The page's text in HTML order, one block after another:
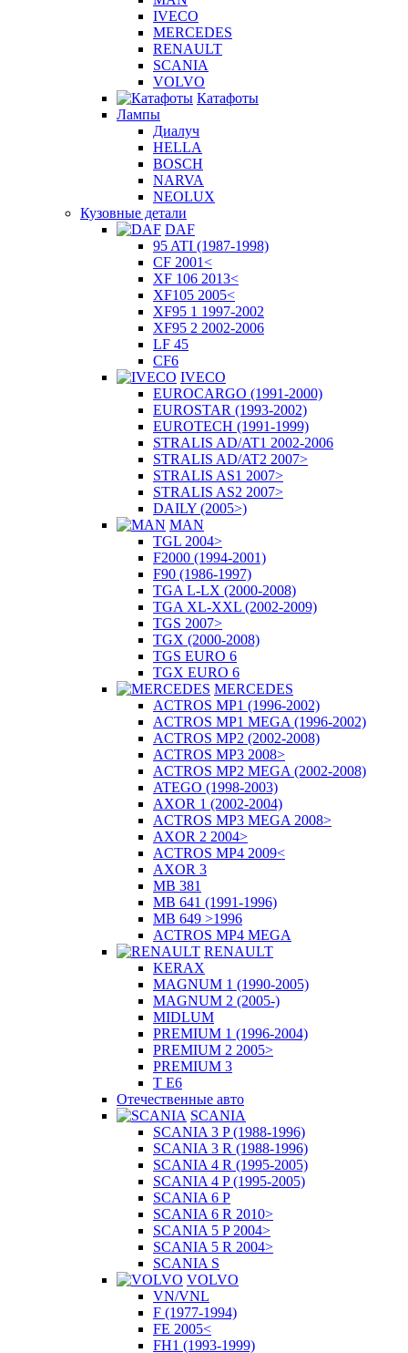
IVECO
MERCEDES
RENAULT
SCANIA
VOLVO
Катафоты
Лампы
Диалуч
HELLA
BOSCH
NARVA
NEOLUX
Кузовные детали
DAF
95 ATI (1987-1998)
CF 2001<
XF 106 2013<
XF105 2005<
XF95 1 1997-2002
XF95 2 2002-2006
LF 45
CF6
IVECO
EUROCARGO (1991-2000)
EUROSTAR (1993-2002)
EUROTECH (1991-1999)
STRALIS AD/AT1 2002-2006
STRALIS AD/AT2 2007>
STRALIS AS1 2007>
STRALIS AS2 2007>
DAILY (2005>)
MAN
TGL 2004>
F2000 (1994-2001)
F90 (1986-1997)
TGA L-LX (2000-2008)
TGA XL-XXL (2002-2009)
TGS 2007>
TGX (2000-2008)
TGS EURO 6
TGX EURO 6
MERCEDES
ACTROS MP1 (1996-2002)
ACTROS MP1 MEGA (1996-2002)
ACTROS MP2 (2002-2008)
ACTROS MP3 2008>
ACTROS MP2 MEGA (2002-2008)
ATEGO (1998-2003)
AXOR 1 (2002-2004)
ACTROS MP3 MEGA 2008>
AXOR 2 2004>
ACTROS MP4 2009<
AXOR 3
MB 381
MB 641 (1991-1996)
MB 649 >1996
ACTROS MP4 MEGA
RENAULT
KERAX
MAGNUM 1 (1990-2005)
MAGNUM 2 (2005-)
MIDLUM
PREMIUM 1 (1996-2004)
PREMIUM 2 2005>
PREMIUM 3
T E6
Отечественные авто
SCANIA
SCANIA 3 P (1988-1996)
SCANIA 3 R (1988-1996)
SCANIA 4 R (1995-2005)
SCANIA 4 P (1995-2005)
SCANIA 6 P
SCANIA 6 R 2010>
SCANIA 5 P 2004>
SCANIA 5 R 2004>
SCANIA S
VOLVO
VN/VNL
F (1977-1994)
FE 2005<
FH1 (1993-1999)